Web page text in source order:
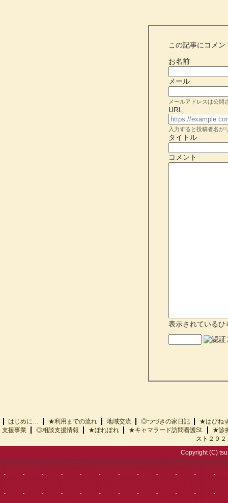
この記事にコメン
お名前
メール
メールアドレスは公開
URL
入力すると投稿者名が
タイトル
コメント
表示されているひ
はじめに… ★利用までの流れ 地域交流 ◎つづきの家日記
★はぴ
支援事業
◎相談支援情報 ★ぽれぽれ ★キャマラード訪問看護St.
★診
スト２０２
Copyright (C)